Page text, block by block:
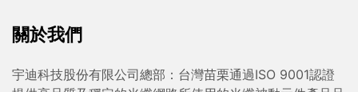
關於我們
宇迪科技股份有限公司總部：台灣苗栗通過ISO 9001認證